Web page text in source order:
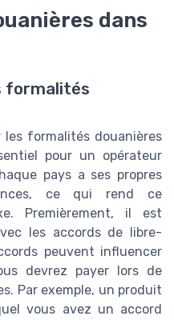
dans
formalités
les formalités douanières
pour un opérateur
pays a ses propres
ce qui rend ce
Premièrement, il est
les accords de libre-
peuvent influencer
devrez payer lors de
Par exemple, un produit
vous avez un accord